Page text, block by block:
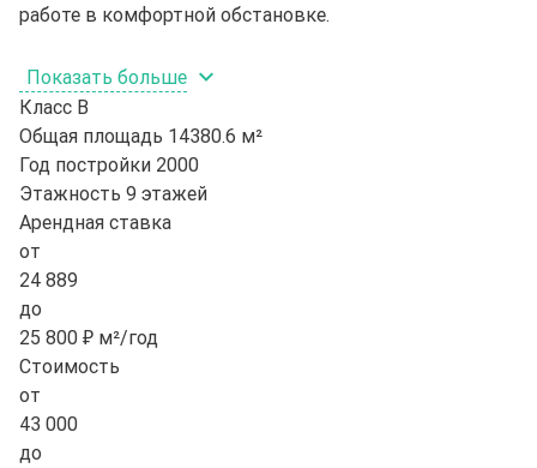
работе в комфортной обстановке.
Показать больше
Класс B
Общая площадь 14380.6 м²
Год постройки 2000
Этажность 9 этажей
Арендная ставка
от
24 889
до
25 800 ₽ м²/год
Стоимость
от
43 000
до